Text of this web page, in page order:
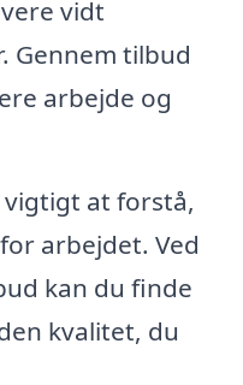
vidt
Gennem tilbud
arbejde og
vigtigt at forstå,
arbejdet. Ved
kan du finde
kvalitet, du